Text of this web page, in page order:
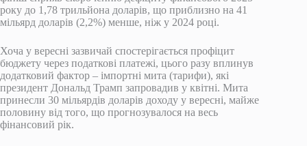
року до 1,78 трильйона доларів, що приблизно на 41
мільярд доларів (2,2%) менше, ніж у 2024 році.
Хоча у вересні зазвичай спостерігається профіцит
бюджету через податкові платежі, цього разу вплинув
додатковий фактор – імпортні мита (тарифи), які
президент Дональд Трамп запровадив у квітні. Мита
принесли 30 мільярдів доларів доходу у вересні, майже
половину від того, що прогнозувалося на весь
фінансовий рік.